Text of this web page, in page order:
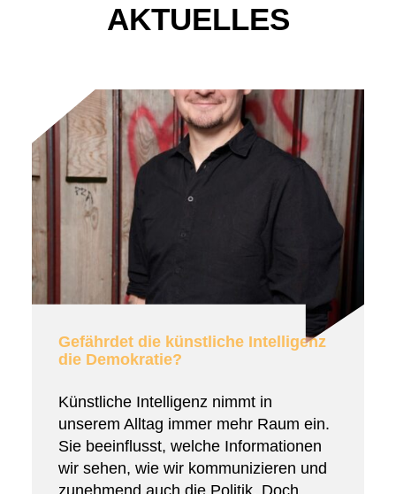
AKTUELLES
Gefährdet die künstliche Intelligenz
die Demokratie?
Künstliche Intelligenz nimmt in
unserem Alltag immer mehr Raum ein.
Sie beeinflusst, welche Informationen
wir sehen, wie wir kommunizieren und